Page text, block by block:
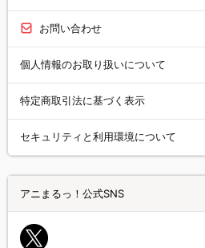
お問い合わせ
個人情報のお取り扱いについて
特定商取引法に基づく表示
セキュリティと利用環境について
アニまるっ！公式SNS